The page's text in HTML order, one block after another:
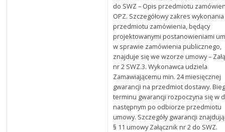
do SWZ – Opis przedmiotu
OPZ. Szczegółowy zakres wykonania
przedmiotu zamówienia, będący
projektowanymi postanowieniami
w sprawie zamówienia publicznego,
znajduje się we wzorze umowy –
nr 2 SWZ.3. Wykonawca udziela
Zamawiającemu min. 24 miesięcznej
gwarancji na przedmiot dostawy.
terminu gwarancji rozpoczyna się w
następnym po odbiorze przedmiotu
umowy. Szczegóły gwarancji
§ 11 umowy Załącznik nr 2 do SWZ.